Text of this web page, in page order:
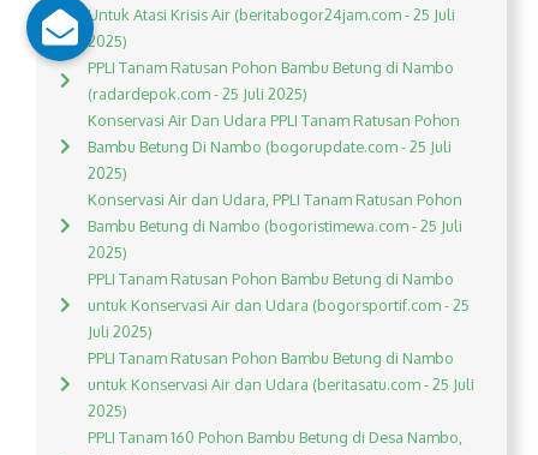
Untuk Atasi Krisis Air (beritabogor24jam.com - 25 Juli
2025)
PPLI Tanam Ratusan Pohon Bambu Betung di Nambo
(radardepok.com - 25 Juli 2025)
Konservasi Air Dan Udara PPLI Tanam Ratusan Pohon
Bambu Betung Di Nambo (bogorupdate.com - 25 Juli
2025)
Konservasi Air dan Udara, PPLI Tanam Ratusan Pohon
Bambu Betung di Nambo (bogoristimewa.com - 25 Juli
2025)
PPLI Tanam Ratusan Pohon Bambu Betung di Nambo
untuk Konservasi Air dan Udara (bogorsportif.com - 25
Juli 2025)
PPLI Tanam Ratusan Pohon Bambu Betung di Nambo
untuk Konservasi Air dan Udara (beritasatu.com - 25 Juli
2025)
PPLI Tanam 160 Pohon Bambu Betung di Desa Nambo,